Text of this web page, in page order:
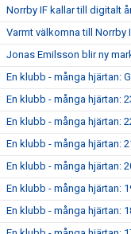
Norrby IF kallar till digitalt
Varmt välkomna till Norrby
Jonas Emilsson blir ny
En klubb - många hjärtan:
En klubb - många hjärtan:
En klubb - många hjärtan:
En klubb - många hjärtan:
En klubb - många hjärtan:
En klubb - många hjärtan:
En klubb - många hjärtan: